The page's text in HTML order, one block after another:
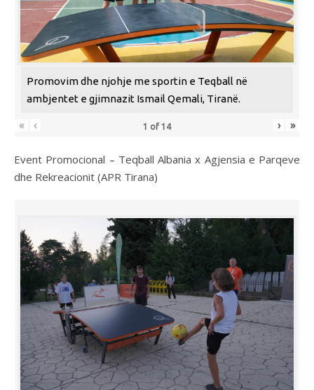
Promovim dhe njohje me sportin e Teqball në
ambjentet e gjimnazit Ismail Qemali, Tiranë.
« ‹ 1 of 14 › »
Event Promocional – Teqball Albania x Agjensia e Parqeve
dhe Rekreacionit (APR Tirana)